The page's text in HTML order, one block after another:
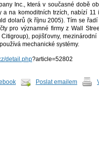
Inc., která v současné době
na komoditních trzích, nabízí 11
dolarů (k říjnu 2005). Tím se řadí
pro významné firmy z Wall
pojišťovny, mezinárodní
mechanické systémy.
detail.php?article=52802
Poslat emailem